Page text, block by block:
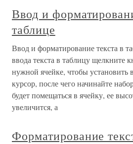
Ввод и
таблице
Ввод и форматирование текста в
ввода текста в таблицу щелкните
нужной ячейке, чтобы установить
курсор, после чего начинайте
будет помещаться в ячейку, ее
увеличится, а
Форматирование